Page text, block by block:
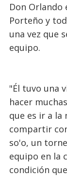
Don Orlando
Porteño y
una vez que
equipo.
"Él tuvo una
hacer
que es ir a la
compartir
so'o, un
equipo en la
condición